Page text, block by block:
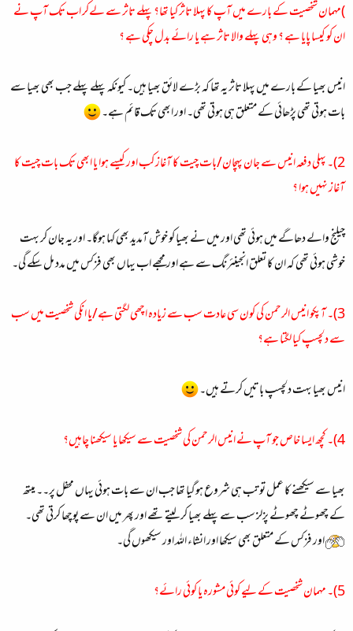
)مہمان شخصیت کے بارے میں آپ کا پہلا تاثر کیا تھا؟ پہلے تاثر سے لےکر اب تک آپ نے
ان کو کیسا پایا ہے ؟ وہی پہلے والا تاثر ہے یا رائے بدل چکی ہے ؟
انیس بھیا کے بارے میں پہلا تاثر یہ تھا کہ بڑے لائق بھیا ہیں۔ کیونکہ پہلے پہلے جب بھی بھیا سے
بات ہوتی تھی پڑھائی کے متعلق ہی ہوتی تھی۔ اور ابھی تک قائم ہے۔
2)۔ پہلی دفعہ انیس سے جان پہچان/بات چیت کا آغاز کب اور کیسے ہوا یا ابھی تک بات چیت کا
آغاز نہیں ہوا ؟
چیلنج والے دھاگے میں ہوئی تھی اور میں نے بھیا کو خوش آمدید بھی کہا ہوگا۔ اور یہ جان کر بہت
خوشی ہوئی تھی کہ ان کا تعلق انجینئرنگ سے ہے اور مجھے اب یہاں بھی فزکس میں مدد مل سکے گی۔​
3)۔ آپکو انیس الرحمنکی کون سی عادت سب سے زیادہ اچھی لگتی ہے/یا انکی شخصیت میں سب
سے دلچسپ کیا لگتا ہے؟
انیس بھیا بہت دلچسپ باتیں کرتے ہیں۔
4)۔ کچھ ایسا خاص جو آپ نے انیس الرحمن کی شخصیت سے سیکھا یا سیکھنا چاہیں؟
بھیا سے سیکھنے کا عمل تو تب ہی شروع ہوگیا تھا جب ان سے بات ہوئی یہاں محفل پر۔۔ میتھ
کے چھوٹے چھوٹے پزلز سب سے پہلے بھیا کر لیتے تھے اور پھر میں ان سے پوچھا کرتی تھی۔
اور فزکس کے متعلق بھی سیکھا اور انشاء اللہ اور سیکھوں گی۔
5)۔ مہمان شخصیت کے لیے کوئی مشورہ یا کوئی رائے؟